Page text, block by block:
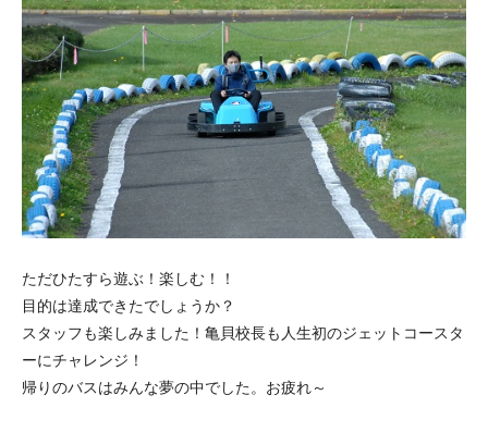
ただひたすら遊ぶ！楽しむ！！
目的は達成できたでしょうか？
スタッフも楽しみました！亀貝校長も人生初のジェットコースタ
ーにチャレンジ！
帰りのバスはみんな夢の中でした。お疲れ～